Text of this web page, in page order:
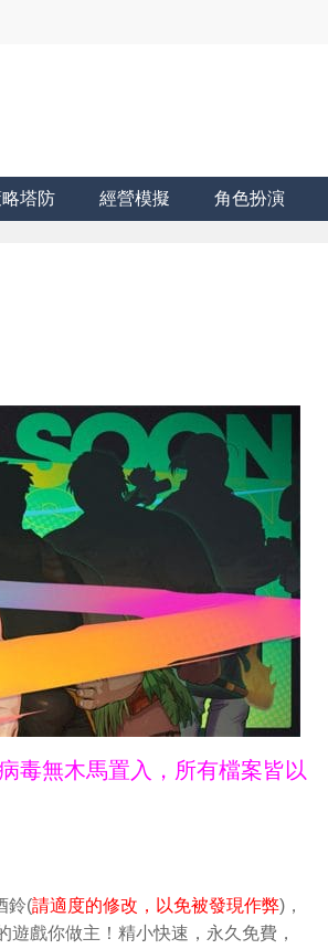
塔防 經營模擬 角色扮演
毒無木馬置入，所有檔案皆以
鈴(請適度的修改，以免被發現作弊)，
戲你做主！精小快速，永久免費，